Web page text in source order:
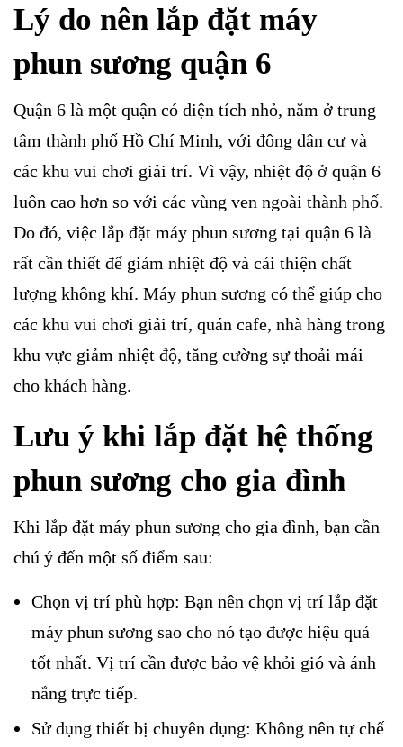
Lý do nên lắp đặt máy
phun sương quận 6
Quận 6 là một quận có diện tích nhỏ, nằm ở trung
tâm thành phố Hồ Chí Minh, với đông dân cư và
các khu vui chơi giải trí. Vì vậy, nhiệt độ ở quận 6
luôn cao hơn so với các vùng ven ngoài thành phố.
Do đó, việc lắp đặt máy phun sương tại quận 6 là
rất cần thiết để giảm nhiệt độ và cải thiện chất
lượng không khí. Máy phun sương có thể giúp cho
các khu vui chơi giải trí, quán cafe, nhà hàng trong
khu vực giảm nhiệt độ, tăng cường sự thoải mái
cho khách hàng.
Lưu ý khi lắp đặt hệ thống
phun sương cho gia đình
Khi lắp đặt máy phun sương cho gia đình, bạn cần
chú ý đến một số điểm sau:
Chọn vị trí phù hợp: Bạn nên chọn vị trí lắp đặt
máy phun sương sao cho nó tạo được hiệu quả
tốt nhất. Vị trí cần được bảo vệ khỏi gió và ánh
nắng trực tiếp.
Sử dụng thiết bị chuyên dụng: Không nên tự chế